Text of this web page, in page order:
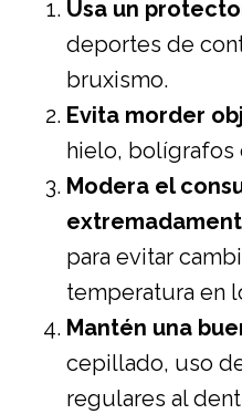
Usa un
deportes de
bruxismo.
Evita morder
hielo, bolígrafos
Modera el
para evitar
temperatura en
Mantén una
cepillado, uso
regulares al